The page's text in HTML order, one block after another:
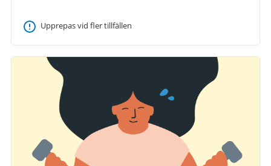
Upprepas vid fler tillfällen